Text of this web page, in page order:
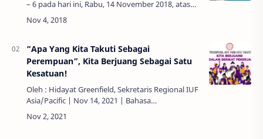
– 6 pada hari ini, Rabu, 14 November 2018, atas
PHK Sepihak yang dilakukan manajemen Hotel
Pullman Jakarta Indonesia terhadap …
“Apa Yang Kita Takuti Sebagai
Perempuan”, Kita Berjuang Sebagai Satu
Kesatuan!
Oleh : Hidayat Greenfield, Sekretaris Regional IUF
Asia/Pacific | Nov 14, 2021 | Bahasa
Indonesia, Women Unions & Power Ungkapan
“apa yang …